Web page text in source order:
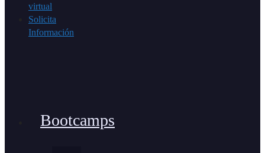
virtual
Solicita
Información
Bootcamps